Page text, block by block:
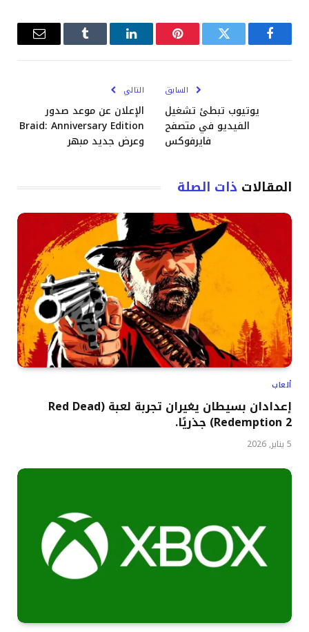
فيسبوكتويتر بينتيريستلينكدإن Tumblrالبريد
السابق
يوتيوب تبطئ تشغيل
الفيديو في متصفح
فايرفوكس
التالي
الإعلان عن موعد صدور
Braid: Anniversary Edition
وعرض جديد مبهر
المقالات ذات الصلة
ألعاب
إعدادان بسيطان يغيران تجربة لعبة (Red Dead
Redemption 2) جذريًا.
5 يناير, 2026